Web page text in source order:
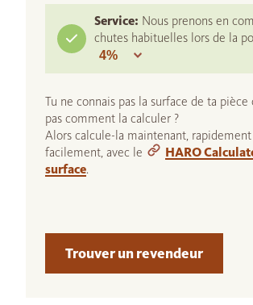
Service: Nous prenons en
chutes habituelles lors de la
Tu ne connais pas la surface de ta pièce
pas comment la calculer ?
Alors calcule-la maintenant,
facilement, avec le
HARO
surface.
Trouver un revendeur